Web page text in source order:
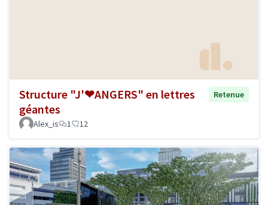
Structure "J'❤ANGERS" en lettres
géantes
Retenue
Alex_is 1 12